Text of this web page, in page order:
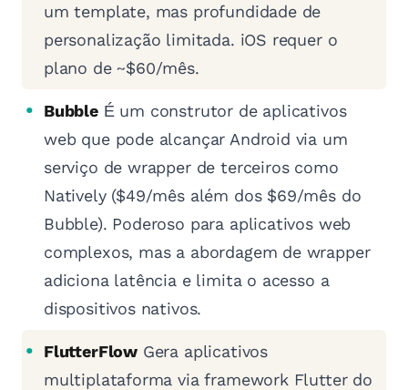
um template, mas profundidade de
personalização limitada. iOS requer o
plano de ~$60/mês.
BubbleÉ um construtor de aplicativos
web que pode alcançar Android via um
serviço de wrapper de terceiros como
Natively ($49/mês além dos $69/mês do
Bubble). Poderoso para aplicativos web
complexos, mas a abordagem de wrapper
adiciona latência e limita o acesso a
dispositivos nativos.
FlutterFlow Gera aplicativos
multiplataforma via framework Flutter do